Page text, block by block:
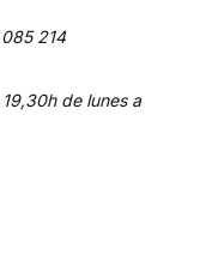
214
de lunes a